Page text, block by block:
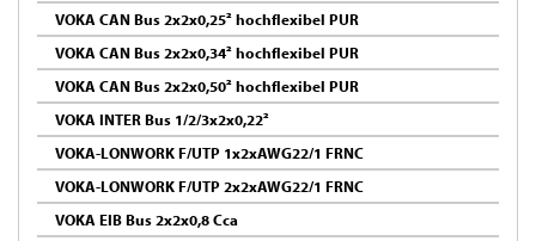
VOKA CAN Bus 2x2x0,25² hochflexibel PUR
VOKA CAN Bus 2x2x0,34² hochflexibel PUR
VOKA CAN Bus 2x2x0,50² hochflexibel PUR
VOKA INTER Bus 1/2/3x2x0,22²
VOKA-LONWORK F/UTP 1x2xAWG22/1 FRNC
VOKA-LONWORK F/UTP 2x2xAWG22/1 FRNC
VOKA EIB Bus 2x2x0,8 Cca